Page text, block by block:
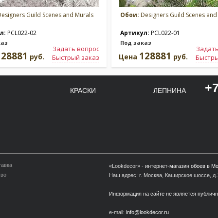
Guild Scenes and Murals
PCL022-02
Задать вопрос
Быстрый заказ
руб.
Обои: Designers Guild Scenes
Артикул: PCL022-01
Под заказ
Цена 128881 руб.
КРАСКИ ЛЕПНИНА
«Lookdecor» - интернет-магазин обоев в
Наш адрес: г. Москва, Каширское шоссе,
Информация на сайте не является
e-mail: info@lookdecor.ru